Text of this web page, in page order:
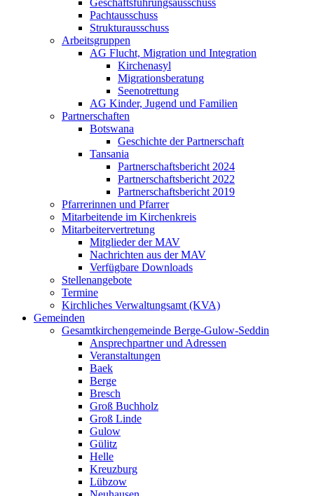
Geschäftsführungsausschuss
Pachtausschuss
Strukturausschuss
Arbeitsgruppen
AG Flucht, Migration und Integration
Kirchenasyl
Migrationsberatung
Seenotrettung
AG Kinder, Jugend und Familien
Partnerschaften
Botswana
Geschichte der Partnerschaft
Tansania
Partnerschaftsbericht 2024
Partnerschaftsbericht 2022
Partnerschaftsbericht 2019
Pfarrerinnen und Pfarrer
Mitarbeitende im Kirchenkreis
Mitarbeitervertretung
Mitglieder der MAV
Nachrichten aus der MAV
Verfügbare Downloads
Stellenangebote
Termine
Kirchliches Verwaltungsamt (KVA)
Gemeinden
Gesamtkirchengemeinde Berge-Gulow-Seddin
Ansprechpartner und Adressen
Veranstaltungen
Baek
Berge
Bresch
Groß Buchholz
Groß Linde
Gulow
Gülitz
Helle
Kreuzburg
Lübzow